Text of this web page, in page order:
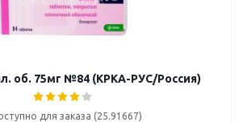
об. 75мг №84 (КРКА-РУС/Россия)
для заказа (25.91667)